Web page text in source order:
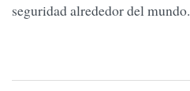
seguridad alrededor del mundo.